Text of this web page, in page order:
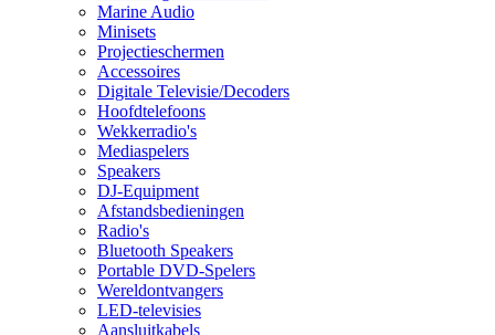
Marine Audio
Minisets
Projectieschermen
Accessoires
Digitale Televisie/Decoders
Hoofdtelefoons
Wekkerradio's
Mediaspelers
Speakers
DJ-Equipment
Afstandsbedieningen
Radio's
Bluetooth Speakers
Portable DVD-Spelers
Wereldontvangers
LED-televisies
Aansluitkabels